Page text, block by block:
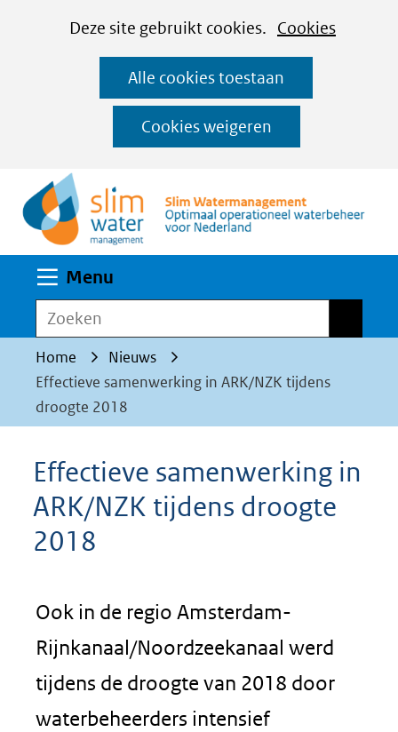
CookiesDeze site gebruikt cookies. Cookies
op
deze
website
worden
toegestaan
of
geweigerd.
Alle cookies toestaan
Cookies weigeren
Ga
naar
de
inhoud
Menu
Zoeken
Home
Nieuws
Effectieve samenwerking in ARK/NZK tijdens
droogte 2018
Effectieve samenwerking in
ARK/NZK tijdens droogte
2018
Ook in de regio Amsterdam-
Rijnkanaal/Noordzeekanaal werd
tijdens de droogte van 2018 door
waterbeheerders intensief